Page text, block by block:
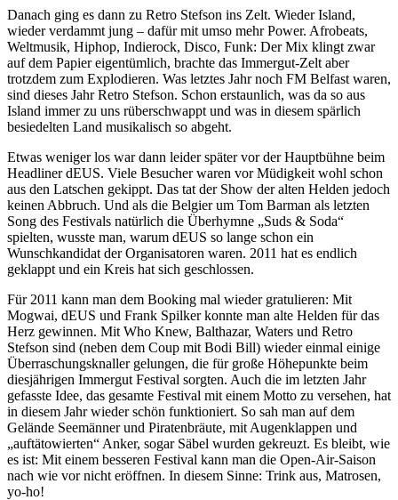
Danach ging es dann zu Retro Stefson ins Zelt. Wieder Island,
wieder verdammt jung – dafür mit umso mehr Power. Afrobeats,
Weltmusik, Hiphop, Indierock, Disco, Funk: Der Mix klingt zwar
auf dem Papier eigentümlich, brachte das Immergut-Zelt aber
trotzdem zum Explodieren. Was letztes Jahr noch FM Belfast waren,
sind dieses Jahr Retro Stefson. Schon erstaunlich, was da so aus
Island immer zu uns rüberschwappt und was in diesem spärlich
besiedelten Land musikalisch so abgeht.
Etwas weniger los war dann leider später vor der Hauptbühne beim
Headliner dEUS. Viele Besucher waren vor Müdigkeit wohl schon
aus den Latschen gekippt. Das tat der Show der alten Helden jedoch
keinen Abbruch. Und als die Belgier um Tom Barman als letzten
Song des Festivals natürlich die Überhymne „Suds & Soda“
spielten, wusste man, warum dEUS so lange schon ein
Wunschkandidat der Organisatoren waren. 2011 hat es endlich
geklappt und ein Kreis hat sich geschlossen.
Für 2011 kann man dem Booking mal wieder gratulieren: Mit
Mogwai, dEUS und Frank Spilker konnte man alte Helden für das
Herz gewinnen. Mit Who Knew, Balthazar, Waters und Retro
Stefson sind (neben dem Coup mit Bodi Bill) wieder einmal einige
Überraschungsknaller gelungen, die für große Höhepunkte beim
diesjährigen Immergut Festival sorgten. Auch die im letzten Jahr
gefasste Idee, das gesamte Festival mit einem Motto zu versehen, hat
in diesem Jahr wieder schön funktioniert. So sah man auf dem
Gelände Seemänner und Piratenbräute, mit Augenklappen und
„auftätowierten“ Anker, sogar Säbel wurden gekreuzt. Es bleibt, wie
es ist: Mit einem besseren Festival kann man die Open-Air-Saison
nach wie vor nicht eröffnen. In diesem Sinne: Trink aus, Matrosen,
yo-ho!